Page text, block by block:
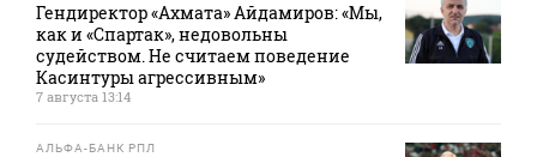
Гендиректор «Ахмата» Айдамиров: «Мы,
как и «Спартак», недовольны
судейством. Не считаем поведение
Касинтуры агрессивным»
7 августа 13:14
АЛЬФА-БАНК РПЛ